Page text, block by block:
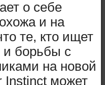
о себе
и на
те, кто ищет
и борьбы с
на новой
Instinct может